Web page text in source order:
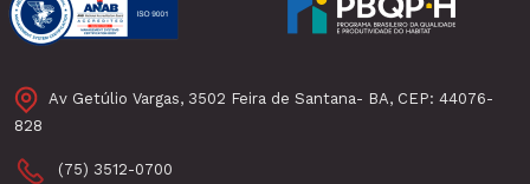
Av Getúlio Vargas, 3502 Feira de Santana- BA, CEP: 44076-
828
(75) 3512-0700